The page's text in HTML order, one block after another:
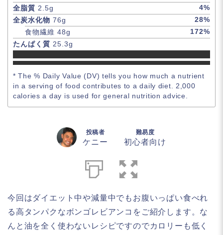
全脂質 2.5g 4%
全炭水化物 76g 28%
食物繊維 48g 172%
たんぱく質 25.3g
* The % Daily Value (DV) tells you how much a nutrient
in a serving of food contributes to a daily diet. 2,000
calories a day is used for general nutrition advice.
投稿者
ケニー
難易度
初心者向け
今回はダイエット中や減量中でもお腹いっぱい食べれ
る高タンパクなボンゴレビアンコをご紹介します。な
んと油を全く使わないレシピですのでカロリーも低く